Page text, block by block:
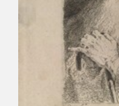
TIENDA ONLINE
RECURSOS EDUCATIVOS